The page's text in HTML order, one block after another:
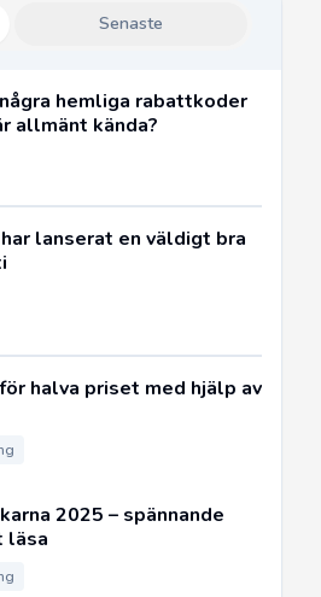
Senaste
hemliga rabattkoder
allmänt kända?
lanserat en väldigt bra
halva priset med hjälp av
2025 – spännande
läsa